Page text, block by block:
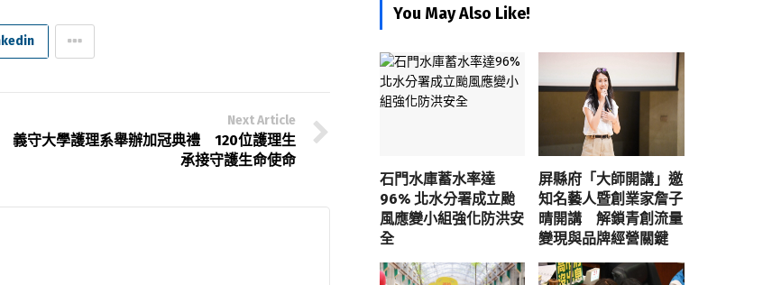
Next Article
義守大學護理系舉辦加冠典禮 120位護理生
承接守護生命使命
You May Also Like!
石門水庫蓄水率達
96% 北水分署成立颱
風應變小組強化防洪安
全
屏縣府「大師開講」邀
知名藝人暨創業家詹子
晴開講 解鎖青創流量
變現與品牌經營關鍵